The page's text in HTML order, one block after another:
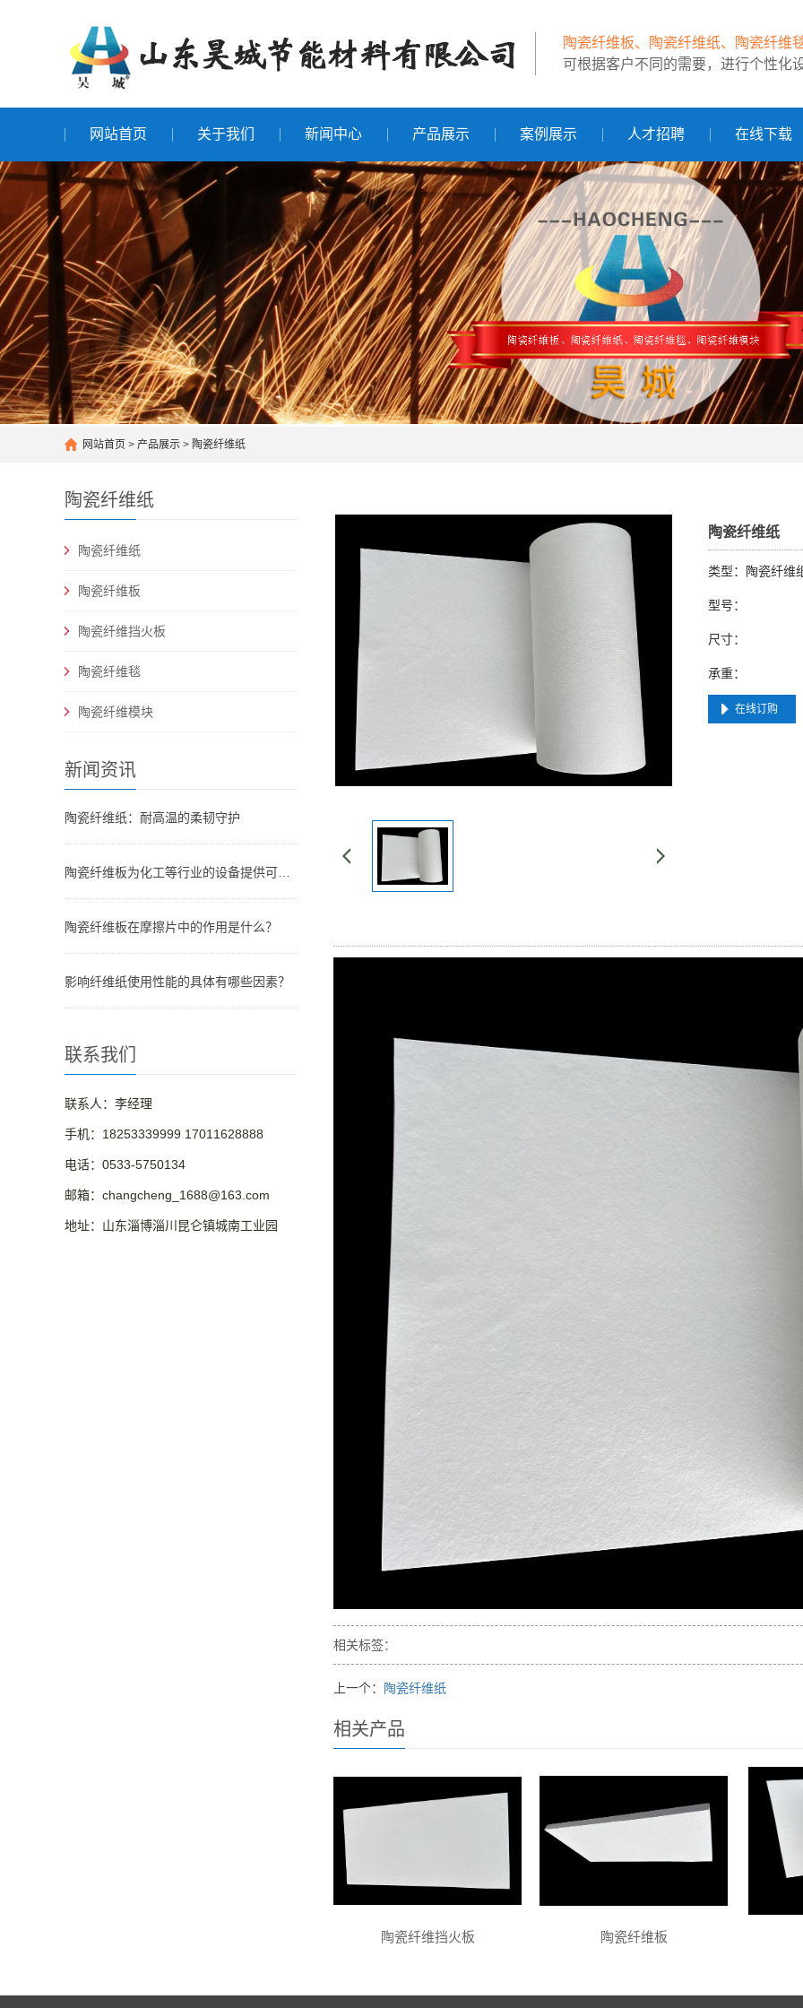
陶瓷纤维板、陶瓷纤维纸、陶瓷纤维
可根据客户不同的需要，进行个性化
网站首页 关于我们 新闻中心 产品展示 案例展示 人才招聘 在线下载
网站首页 > 产品展示 > 陶瓷纤维纸
陶瓷纤维纸
陶瓷纤维纸
陶瓷纤维板
陶瓷纤维挡火板
陶瓷纤维毯
陶瓷纤维模块
新闻资讯
陶瓷纤维纸：耐高温的柔韧守护
陶瓷纤维板为化工等行业的设备提供可靠保障
陶瓷纤维板在摩擦片中的作用是什么？
影响纤维纸使用性能的具体有哪些因素？
联系我们
联系人：李经理
手机：18253339999 17011628888
电话：0533-5750134
邮箱：changcheng_1688@163.com
地址：山东淄博淄川昆仑镇城南工业园
陶瓷纤维纸
类型：陶瓷纤维
型号：
尺寸：
承重：
在线订购
相关标签：
上一个： 陶瓷纤维纸
相关产品
陶瓷纤维挡火板 陶瓷纤维板